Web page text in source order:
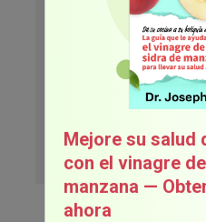
electrónico.
Mejore su salud
con el vinagre
manzana —
ahora